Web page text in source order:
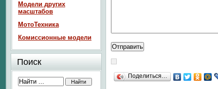
Поделиться…
Модели других
масштабов
МотоТехника
Комиссионные модели
Поиск